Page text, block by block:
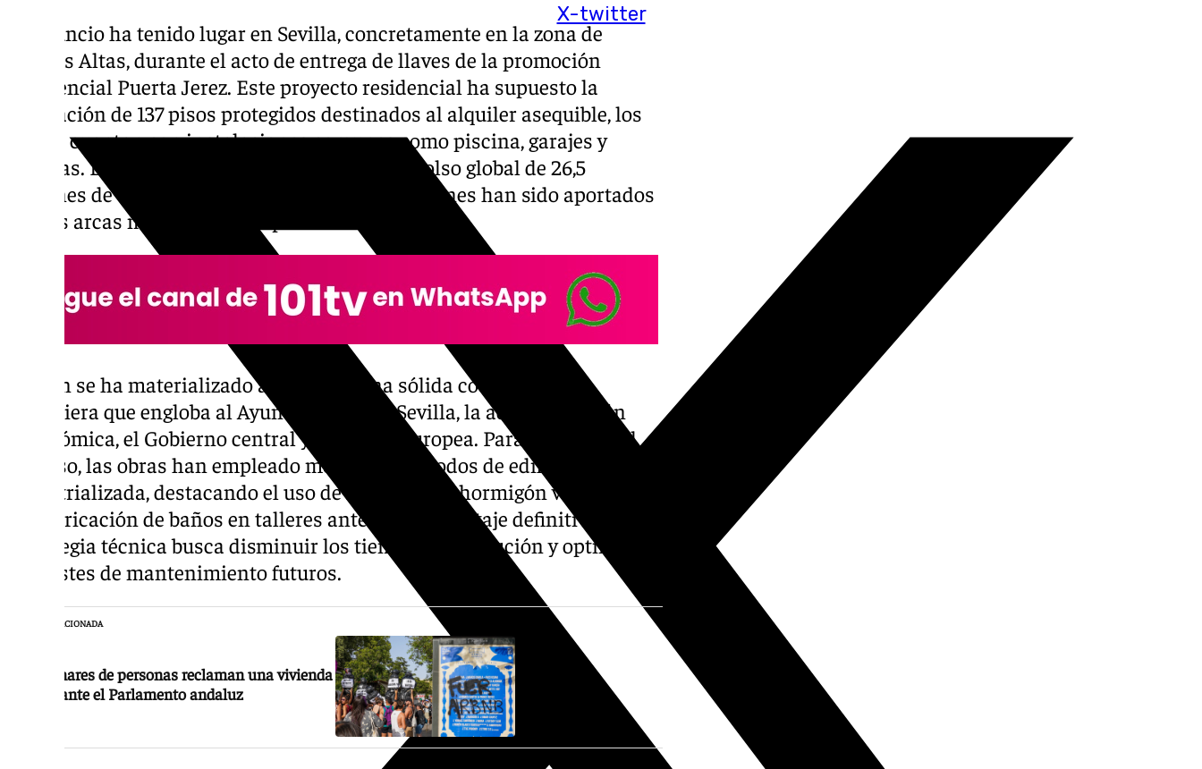
X-twitter
El anuncio ha tenido lugar en Sevilla, concretamente en la zona de
Palmas Altas, durante el acto de entrega de llaves de la promoción
Residencial Puerta Jerez. Este proyecto residencial ha supuesto la
edificación de 137 pisos protegidos destinados al alquiler asequible, los
cuales cuentan con instalaciones comunes como piscina, garajes y
terrazas. La iniciativa ha requerido un desembolso global de 26,5
millones de euros, de los cuales cerca de 16 millones han sido aportados
por las arcas municipales hispalenses.
El plan se ha materializado a través de una sólida cooperación
financiera que engloba al Ayuntamiento de Sevilla, la administración
autonómica, el Gobierno central y la Unión Europea. Para optimizar el
proceso, las obras han empleado modernos métodos de edificación
industrializada, destacando el uso de fachadas de hormigón visto y la
prefabricación de baños en talleres antes de su montaje definitivo. Esta
estrategia técnica busca disminuir los tiempos de ejecución y optimizar
los costes de mantenimiento futuros.
NOTICIA RELACIONADA
Centenares de personas reclaman una vivienda
digna ante el Parlamento andaluz